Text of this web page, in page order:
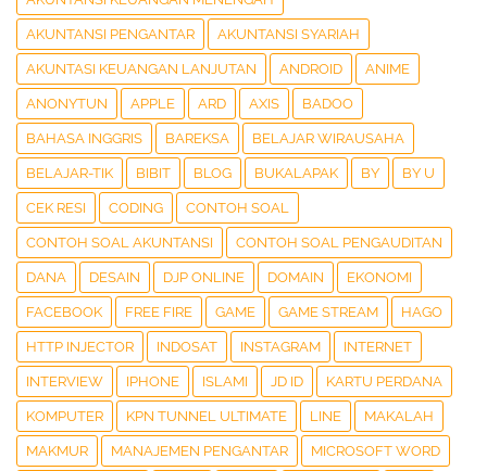
AKUNTANSI PENGANTAR AKUNTANSI SYARIAH
AKUNTASI KEUANGAN LANJUTAN ANDROID ANIME
ANONYTUN APPLE ARD AXIS BADOO
BAHASA INGGRIS BAREKSA BELAJAR WIRAUSAHA
BELAJAR-TIK BIBIT BLOG BUKALAPAK BY BY U
CEK RESI CODING CONTOH SOAL
CONTOH SOAL AKUNTANSI CONTOH SOAL PENGAUDITAN
DANA DESAIN DJP ONLINE DOMAIN EKONOMI
FACEBOOK FREE FIRE GAME GAME STREAM HAGO
HTTP INJECTOR INDOSAT INSTAGRAM INTERNET
INTERVIEW IPHONE ISLAMI JD ID KARTU PERDANA
KOMPUTER KPN TUNNEL ULTIMATE LINE MAKALAH
MAKMUR MANAJEMEN PENGANTAR MICROSOFT WORD